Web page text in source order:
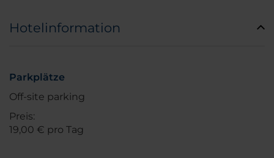
Hotelinformation
Parkplätze
Off-site parking
Preis:
19,00 € pro Tag